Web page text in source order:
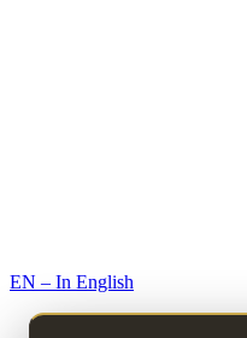
EN – In English